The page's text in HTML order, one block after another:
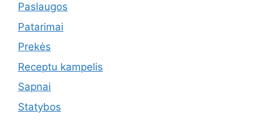
Paslaugos
Patarimai
Prekės
Receptu kampelis
Sapnai
Statybos